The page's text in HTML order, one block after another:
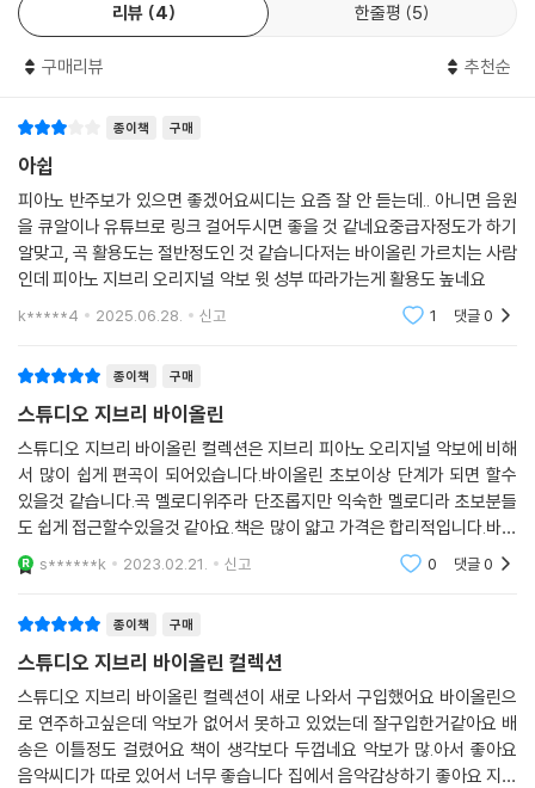
리뷰 4 한줄평 5
구매리뷰 추천순
종이책 구매
아쉽
피아노 반주보가 있으면 좋겠어요씨디는 요즘 잘 안 듣는데.. 아니면 음원
을 큐알이나 유튜브로 링크 걸어두시면 좋을 것 같네요중급자정도가 하기
알맞고, 곡 활용도는 절반정도인 것 같습니다저는 바이올린 가르치는 사람
인데 피아노 지브리 오리지널 악보 윗 성부 따라가는게 활용도 높네요
k*****4 2025.06.28. 신고 1 댓글0
종이책 구매
스튜디오 지브리 바이올린
스튜디오 지브리 바이올린 컬렉션은 지브리 피아노 오리지널 악보에 비해
서 많이 쉽게 편곡이 되어있습니다.바이올린 초보이상 단계가 되면 할수
있을것 같습니다.곡 멜로디위주라 단조롭지만 익숙한 멜로디라 초보분들
도 쉽게 접근할수있을것 같아요.책은 많이 얇고 가격은 합리적입니다.바이
올린진도로 힘들거나 지루할때 한번 도전해보는것도 좋을듯합니다.
s******k 2023.02.21. 신고 0 댓글0
종이책 구매
스튜디오 지브리 바이올린 컬렉션
스튜디오 지브리 바이올린 컬렉션이 새로 나와서 구입했어요 바이올린으
로 연주하고싶은데 악보가 없어서 못하고 있었는데 잘구입한거같아요 배
송은 이틀정도 걸렸어요 책이 생각보다 두껍네요 악보가 많.아서 좋아요
음악씨디가 따로 있어서 너무 좋습니다 집에서 음악감상하기 좋아요 지브